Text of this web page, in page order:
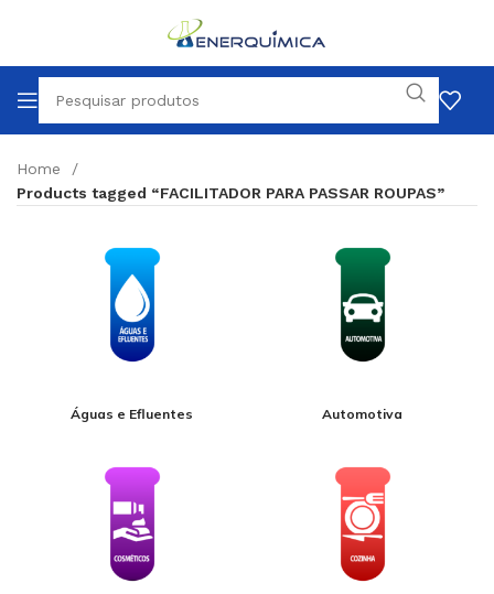
Home
Products tagged “FACILITADOR PARA PASSAR ROUPAS”
Águas e Efluentes Automotiva